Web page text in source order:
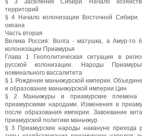
территорий
§ 4 Начало колонизации Восточной Сибири.
океана
Часть вторая
Велика Россия: Волга - матушка, а Амур-то
колонизации Приамурья
Глава 1 Геополитическая ситуация в
русской колонизации. Народы
номинального вассалитета
§ 1 Рождение маньчжурской империи.
и образование маньчжурской империи Цин
§ 2 Маньчжуры и приамурские племена
приамурскими народами. Изменения в
после образования империи. Завоевание
приамурской политики маньчжур
§ 3 Приамурские народы накануне прихода